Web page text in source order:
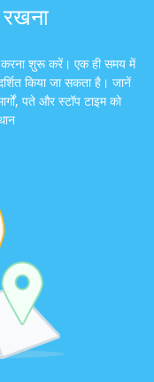
करना शुरू करें। एक ही समय में
किया जा सकता है। जानें
पते और स्टॉप टाइम को